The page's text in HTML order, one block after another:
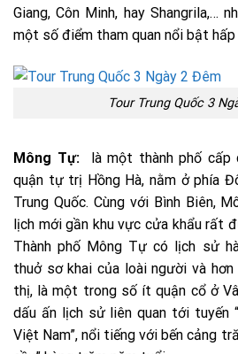
Giang, Côn Minh, hay Shangrila,…
một số điểm tham quan nổi bật hấp
Tour Trung Quốc 3
Mông Tự:
là một thành phố cấp
quận tự trị Hồng Hà, nằm ở phía
Trung Quốc. Cùng với Bình Biên,
lịch mới gần khu vực cửa khẩu rất
Thành phố Mông Tự có lịch sử
thuở sơ khai của loài người và
thị, là một trong số ít quận cổ ở
dấu ấn lịch sử liên quan tới tuyến
Việt Nam”, nổi tiếng với bến cảng